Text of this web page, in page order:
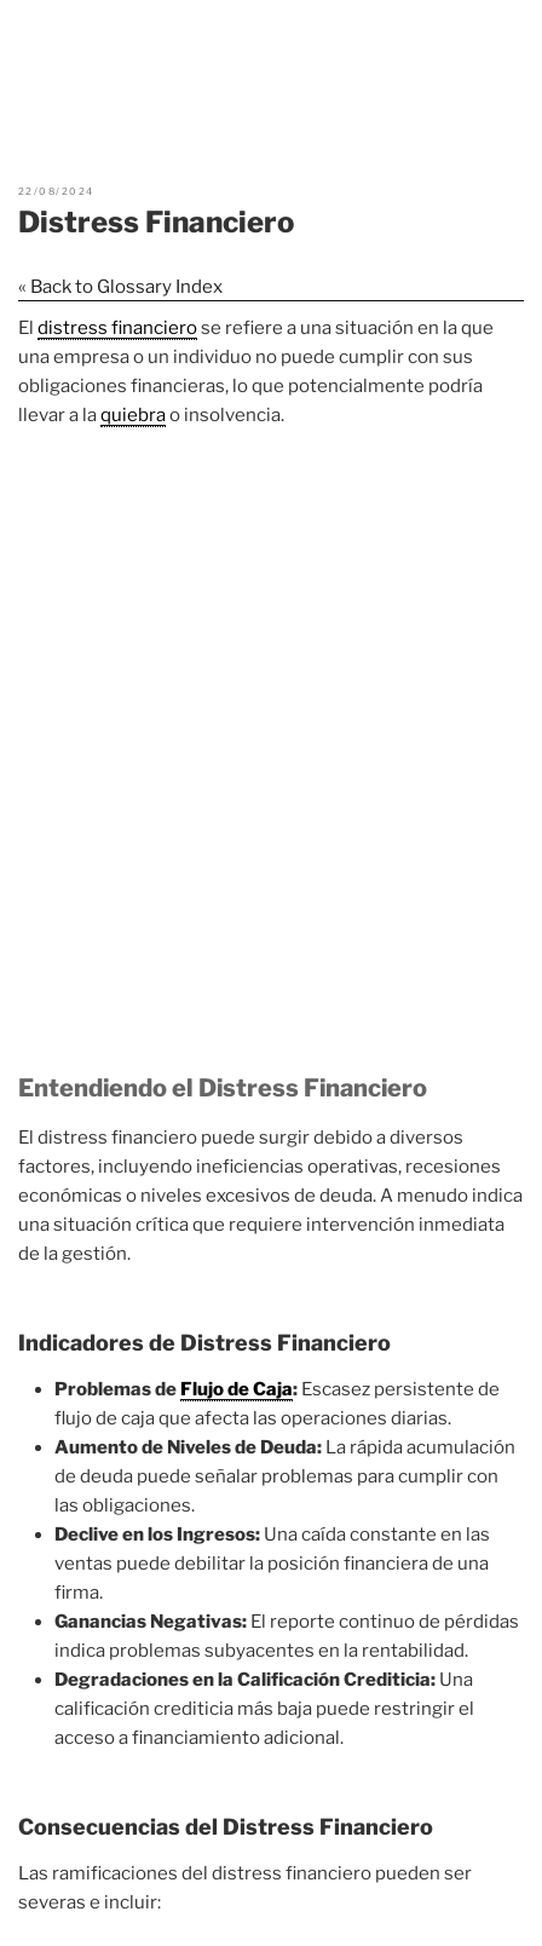
22/08/2024
Distress Financiero
« Back to Glossary Index
El distress financierose refiere a una situación en la que
una empresa o un individuo no puede cumplir con sus
obligaciones financieras, lo que potencialmente podría
llevar a laquiebrao insolvencia.
Entendiendo el Distress Financiero
El distress financiero puede surgir debido a diversos
factores, incluyendo ineficiencias operativas, recesiones
económicas o niveles excesivos de deuda. A menudo indica
una situación crítica que requiere intervención inmediata
de la gestión.
Indicadores de Distress Financiero
Problemas de Flujo de Caja: Escasez persistente de
flujo de caja que afecta las operaciones diarias.
Aumento de Niveles de Deuda: La rápida acumulación
de deuda puede señalar problemas para cumplir con
las obligaciones.
Declive en los Ingresos: Una caída constante en las
ventas puede debilitar la posición financiera de una
firma.
Ganancias Negativas: El reporte continuo de pérdidas
indica problemas subyacentes en la rentabilidad.
Degradaciones en la Calificación Crediticia: Una
calificación crediticia más baja puede restringir el
acceso a financiamiento adicional.
Consecuencias del Distress Financiero
Las ramificaciones del distress financiero pueden ser
severas e incluir: